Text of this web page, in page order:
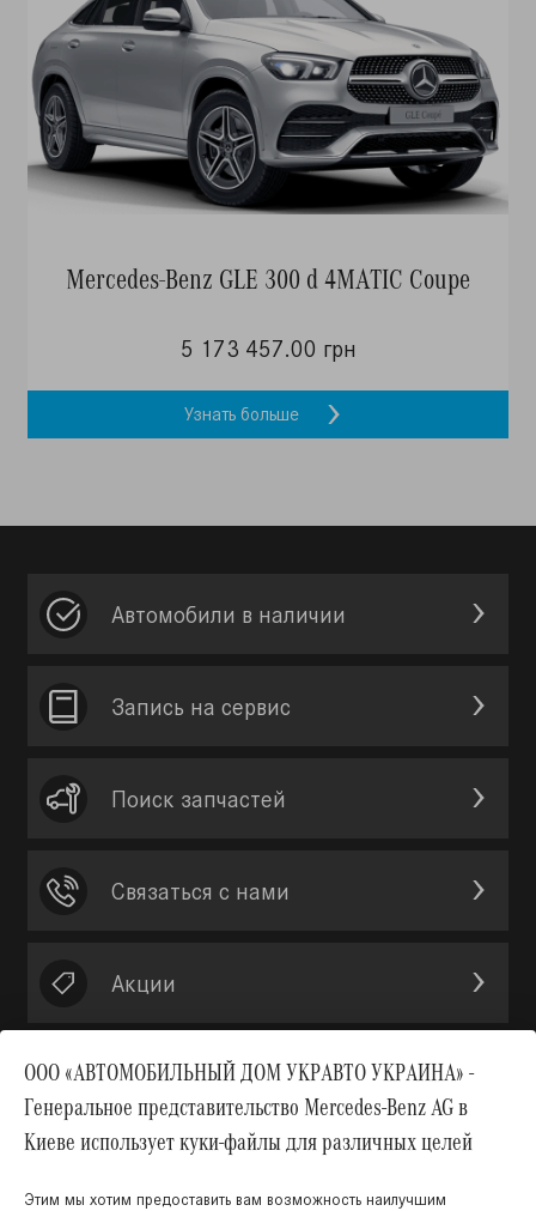
Mercedes-Benz GLE 300 d 4MATIC Coupe
5 173 457.00 грн
Узнать больше
ООО «АВТОМОБИЛЬНЫЙ ДОМ УКРАВТО УКРАИНА» -
Генеральное представительство Mercedes-Benz AG в
Киеве использует куки-файлы для различных целей
Этим мы хотим предоставить вам возможность наилучшим
Автомобили в наличии
Запись на сервис
Поиск запчастей
Связаться с нами
Акции